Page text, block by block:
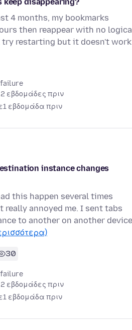
keep disappearing?
4 months, my bookmarks
then reappear with no
try restarting but it doesn't
failure
2 εβδομάδες πριν
1 εβδομάδα πριν
instance changes
this happen several times
annoyed me. I sent tabs
to another on another
30
failure
2 εβδομάδες πριν
1 εβδομάδα πριν